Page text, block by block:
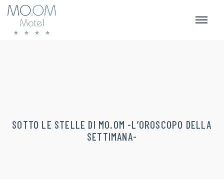
SOTTO LE STELLE DI MO.OM -L’OROSCOPO DELLA
SETTIMANA-